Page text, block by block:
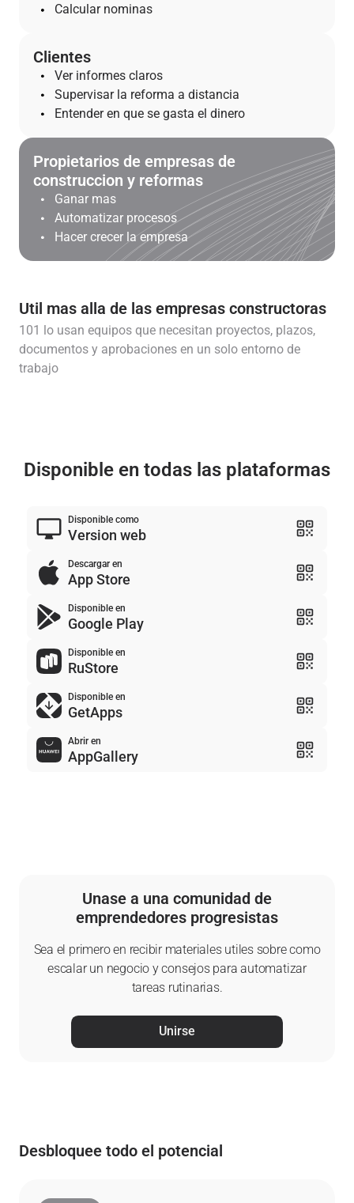
Calcular nominas
Clientes
Ver informes claros
Supervisar la reforma a distancia
Entender en que se gasta el dinero
Propietarios de empresas de
construccion y reformas
Ganar mas
Automatizar procesos
Hacer crecer la empresa
Util mas alla de las empresas constructoras
101 lo usan equipos que necesitan proyectos, plazos,
documentos y aprobaciones en un solo entorno de
trabajo
Disponible en todas las plataformas
Disponible como
Version web
Descargar en
App Store
Disponible en
Google Play
Disponible en
RuStore
Disponible en
GetApps
Abrir en
AppGallery
Unase a una comunidad de
emprendedores progresistas
Sea el primero en recibir materiales utiles sobre como
escalar un negocio y consejos para automatizar
tareas rutinarias.
Unirse
Desbloquee todo el potencial